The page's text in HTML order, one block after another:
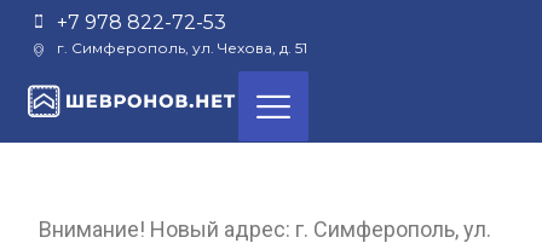
+7 978 822-72-53
г. Симферополь, ул. Чехова, д. 51
Внимание! Новый адрес: г. Симферополь, ул.